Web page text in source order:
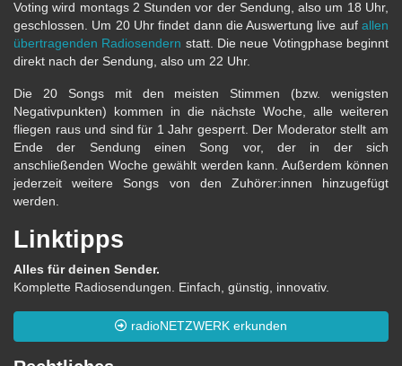
Voting wird montags 2 Stunden vor der Sendung, also um 18 Uhr,
geschlossen. Um 20 Uhr findet dann die Auswertung live auf allen
übertragenden Radiosendern statt. Die neue Votingphase beginnt
direkt nach der Sendung, also um 22 Uhr.
Die 20 Songs mit den meisten Stimmen (bzw. wenigsten
Negativpunkten) kommen in die nächste Woche, alle weiteren
fliegen raus und sind für 1 Jahr gesperrt. Der Moderator stellt am
Ende der Sendung einen Song vor, der in der sich
anschließenden Woche gewählt werden kann. Außerdem können
jederzeit weitere Songs von den Zuhörer:innen hinzugefügt
werden.
Linktipps
Alles für deinen Sender.
Komplette Radiosendungen. Einfach, günstig, innovativ.
radioNETZWERK erkunden